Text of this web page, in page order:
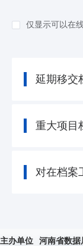
仅显示可以在
延期移交
重大项目
对在档案
主办单位
河南省数据